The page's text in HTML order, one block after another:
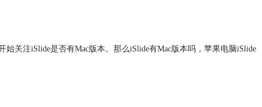
关注iSlide是否有Mac版本。那么iSlide有Mac版本吗，苹果电脑iSlide